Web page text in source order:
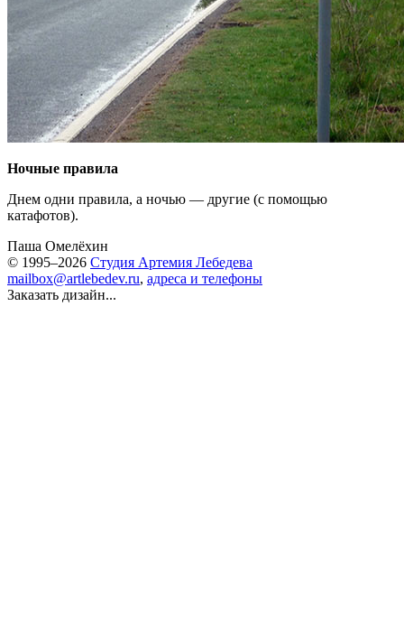
Ночные правила
Днем одни правила, а ночью — другие (с помощью
катафотов).
Паша Омелёхин
© 1995–2026 Студия Артемия Лебедева
mailbox@artlebedev.ru, адреса и телефоны
Заказать дизайн...